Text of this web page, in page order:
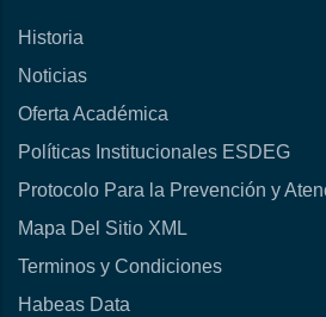
Historia
Noticias
Oferta Académica
Políticas Institucionales ESDEG
Protocolo Para la Prevención y
Mapa Del Sitio XML
Terminos y Condiciones
Habeas Data